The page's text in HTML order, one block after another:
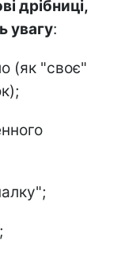
дрібниці,
увагу:
(як "своє"